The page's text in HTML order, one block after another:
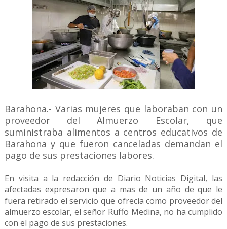
Barahona.- Varias mujeres que laboraban con un
proveedor del Almuerzo Escolar, que
suministraba alimentos a centros educativos de
Barahona y que fueron canceladas demandan el
pago de sus prestaciones labores.
En visita a la redacción de Diario Noticias Digital, las
afectadas expresaron que a mas de un año de que le
fuera retirado el servicio que ofrecía como proveedor del
almuerzo escolar, el señor Ruffo Medina, no ha cumplido
con el pago de sus prestaciones.